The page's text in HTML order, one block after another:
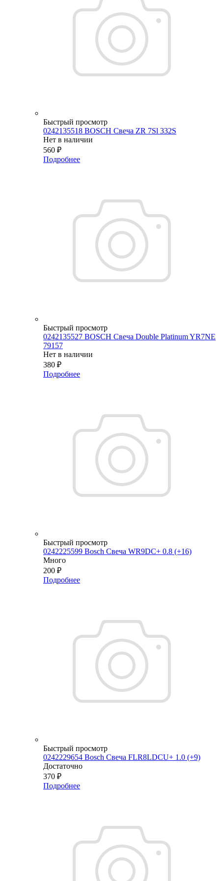
Быстрый просмотр
0242135518 BOSCH Свеча ZR 7Sl 332S
Нет в наличии
560 ₽
Подробнее
Быстрый просмотр
0242135527 BOSСH Свеча Double Platinum YR7NE
79157
Нет в наличии
380 ₽
Подробнее
Быстрый просмотр
0242225599 Bosch Свеча WR9DC+ 0.8 (+16)
Много
200 ₽
Подробнее
Быстрый просмотр
0242229654 Bosch Свеча FLR8LDCU+ 1.0 (+9)
Достаточно
370 ₽
Подробнее